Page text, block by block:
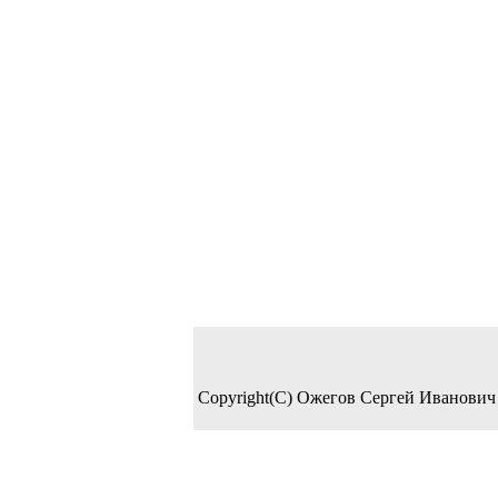
Copyright(C) Ожегов Сергей Иванович